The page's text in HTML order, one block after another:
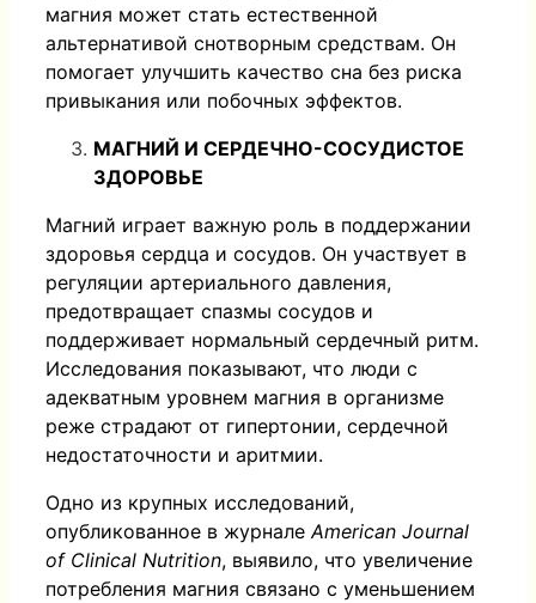
магния может стать естественной
альтернативой снотворным средствам. Он
помогает улучшить качество сна без риска
привыкания или побочных эффектов.
МАГНИЙ И СЕРДЕЧНО-СОСУДИСТОЕ
ЗДОРОВЬЕ
Магний играет важную роль в поддержании
здоровья сердца и сосудов. Он участвует в
регуляции артериального давления,
предотвращает спазмы сосудов и
поддерживает нормальный сердечный ритм.
Исследования показывают, что люди с
адекватным уровнем магния в организме
реже страдают от гипертонии, сердечной
недостаточности и аритмии.
Одно из крупных исследований,
опубликованное в журналеAmerican Journal
of Clinical Nutrition, выявило, что увеличение
потребления магния связано с уменьшением